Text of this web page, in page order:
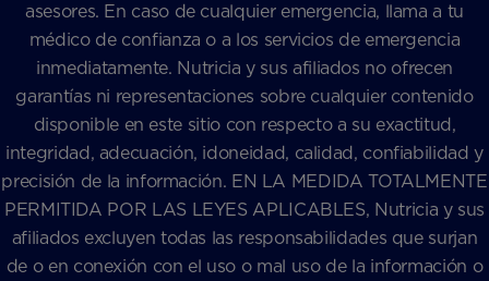
asesores. En caso de cualquier emergencia, llama a tu
médico de confianza o a los servicios de emergencia
inmediatamente. Nutricia y sus afiliados no ofrecen
garantías ni representaciones sobre cualquier contenido
disponible en este sitio con respecto a su exactitud,
integridad, adecuación, idoneidad, calidad, confiabilidad y
precisión de la información. EN LA MEDIDA TOTALMENTE
PERMITIDA POR LAS LEYES APLICABLES, Nutricia y sus
afiliados excluyen todas las responsabilidades que surjan
de o en conexión con el uso o mal uso de la información o